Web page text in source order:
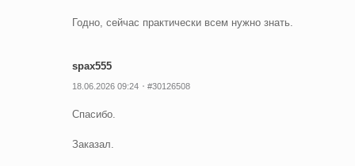
Годно, сейчас практически всем нужно знать.
spax555
18.06.2026 09:24 #30126508
Спасибо.
Заказал.